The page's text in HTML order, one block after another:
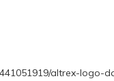
altrex-logo-